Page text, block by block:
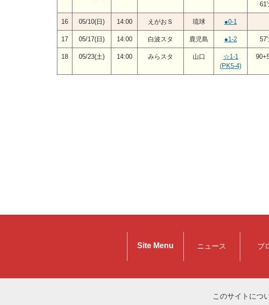
16 05/10(日) 14:00 えがおＳ 琉球 ●0-1
17 05/17(日) 14:00 白波スタ 鹿児島 ●1-2
18 05/23(土) 14:00 みらスタ 山口
☆1-1
(PK5-4)
Site Menu ニュース ブ
このサイトにつ